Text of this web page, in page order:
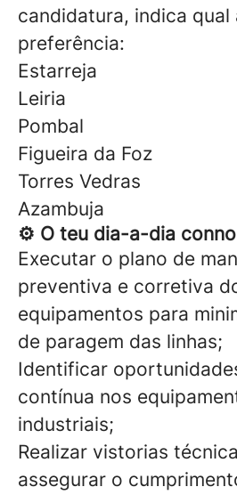
candidatura, indica qual
preferência:
Estarreja
Leiria
Pombal
Figueira da Foz
Torres Vedras
Azambuja
⚙️ O teu dia-a-dia
Executar o plano de
preventiva e corretiva
equipamentos para
de paragem das linhas;
Identificar
contínua nos
industriais;
Realizar vistorias
assegurar o